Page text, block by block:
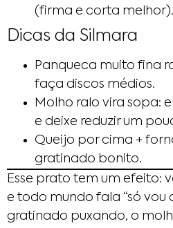
(firma e corta melhor).
Dicas da Silmara
Panqueca muito fina
faça discos médios.
Molho ralo vira sopa:
e deixe reduzir um
Queijo por cima +
gratinado bonito.
Esse prato tem um efeito:
e todo mundo fala “só vou
gratinado puxando, o